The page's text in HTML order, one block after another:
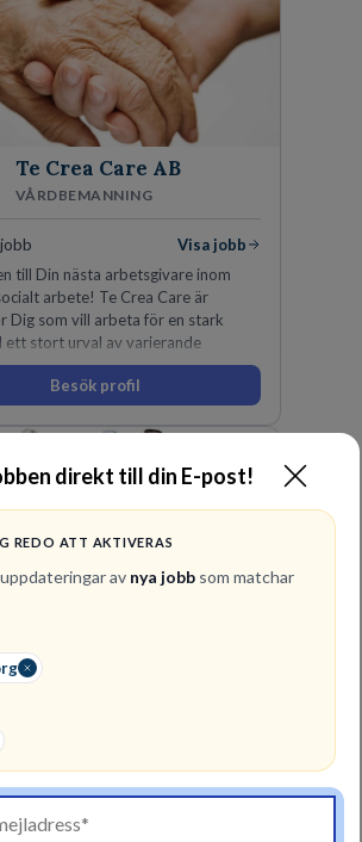
direkt till din E-post!
REDO ATT AKTIVERAS
av nya jobb som matchar
Te Crea Care AB
VÅRDBEMANNING
Visa jobb
till Din nästa arbetsgivare inom
arbete! Te Crea Care är
Dig som vill arbeta för en stark
ett stort urval av varierande
Sverige både inom den privata
sektorn.
Besök profil
Danderyds Sjukhus AB
sjukhus är ett av de största
i Sverige. Vi bedriver
med utbildning och
våra vanligaste folksjukdomar.
för oss som jobbar här är att
känner sig trygga och säkra och
vård och behandling. Det
vi mot varje dag – tillsammans